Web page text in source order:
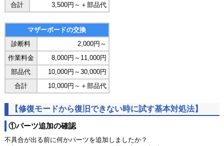
合計
3,500円～＋部品代
マザーボードの交換
診断料
2,000円～
作業料金
8,000円～11,000円
部品代
10,000円～30,000円
合計
10,000円～＋部品代
【修復モードから復旧できない時に試す基本対処法】
①パーツ追加の確認
不具合が出る前に何かパーツを追加しましたか？